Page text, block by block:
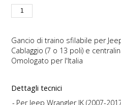
Gancio di traino sfilabile per
Cablaggio (7 o 13 poli) e
Omologato per l'Italia
Dettagli tecnici
Per Jeep Wrangler JK (2007-